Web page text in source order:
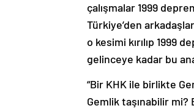
çalışmalar 1999
Türkiye’den
o kesimi kırılıp 1999
gelinceye kadar bu
“Bir KHK ile birlikte
Gemlik taşınabilir mi?